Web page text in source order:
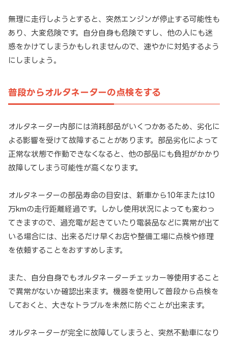
無理に走行しようとすると、突然エンジンが停止する可能性も
あり、大変危険です。自分自身も危険ですし、他の人にも迷
惑をかけてしまうかもしれませんので、速やかに対処するよう
にしましょう。
普段からオルタネーターの点検をする
オルタネーター内部には消耗部品がいくつかあるため、劣化に
よる影響を受けて故障することがあります。部品劣化によって
正常な状態で作動できなくなると、他の部品にも負担がかかり
故障してしまう可能性が高くなります。
オルタネーターの部品寿命の目安は、新車から10年または10
万kmの走行距離経過です。しかし使用状況によっても変わっ
てきますので、過充電が起きていたり電装品などに異常が出て
いる場合には、出来るだけ早くお店や整備工場に点検や修理
を依頼することをおすすめします。
また、自分自身でもオルタネーターチェッカー等使用すること
で異常がないか確認出来ます。機器を使用して普段から点検を
しておくと、大きなトラブルを未然に防ぐことが出来ます。
オルタネーターが完全に故障してしまうと、突然不動車になり